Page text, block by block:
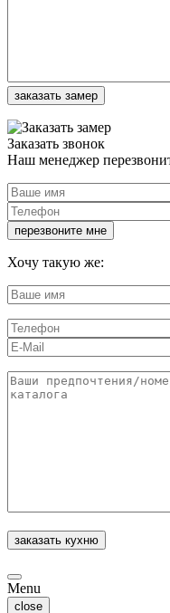
Заказать звонок
Наш менеджер
Хочу такую же:
Menu
close